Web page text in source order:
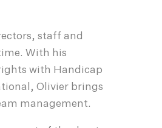
staff and
With his
with Handicap
Olivier brings
management.